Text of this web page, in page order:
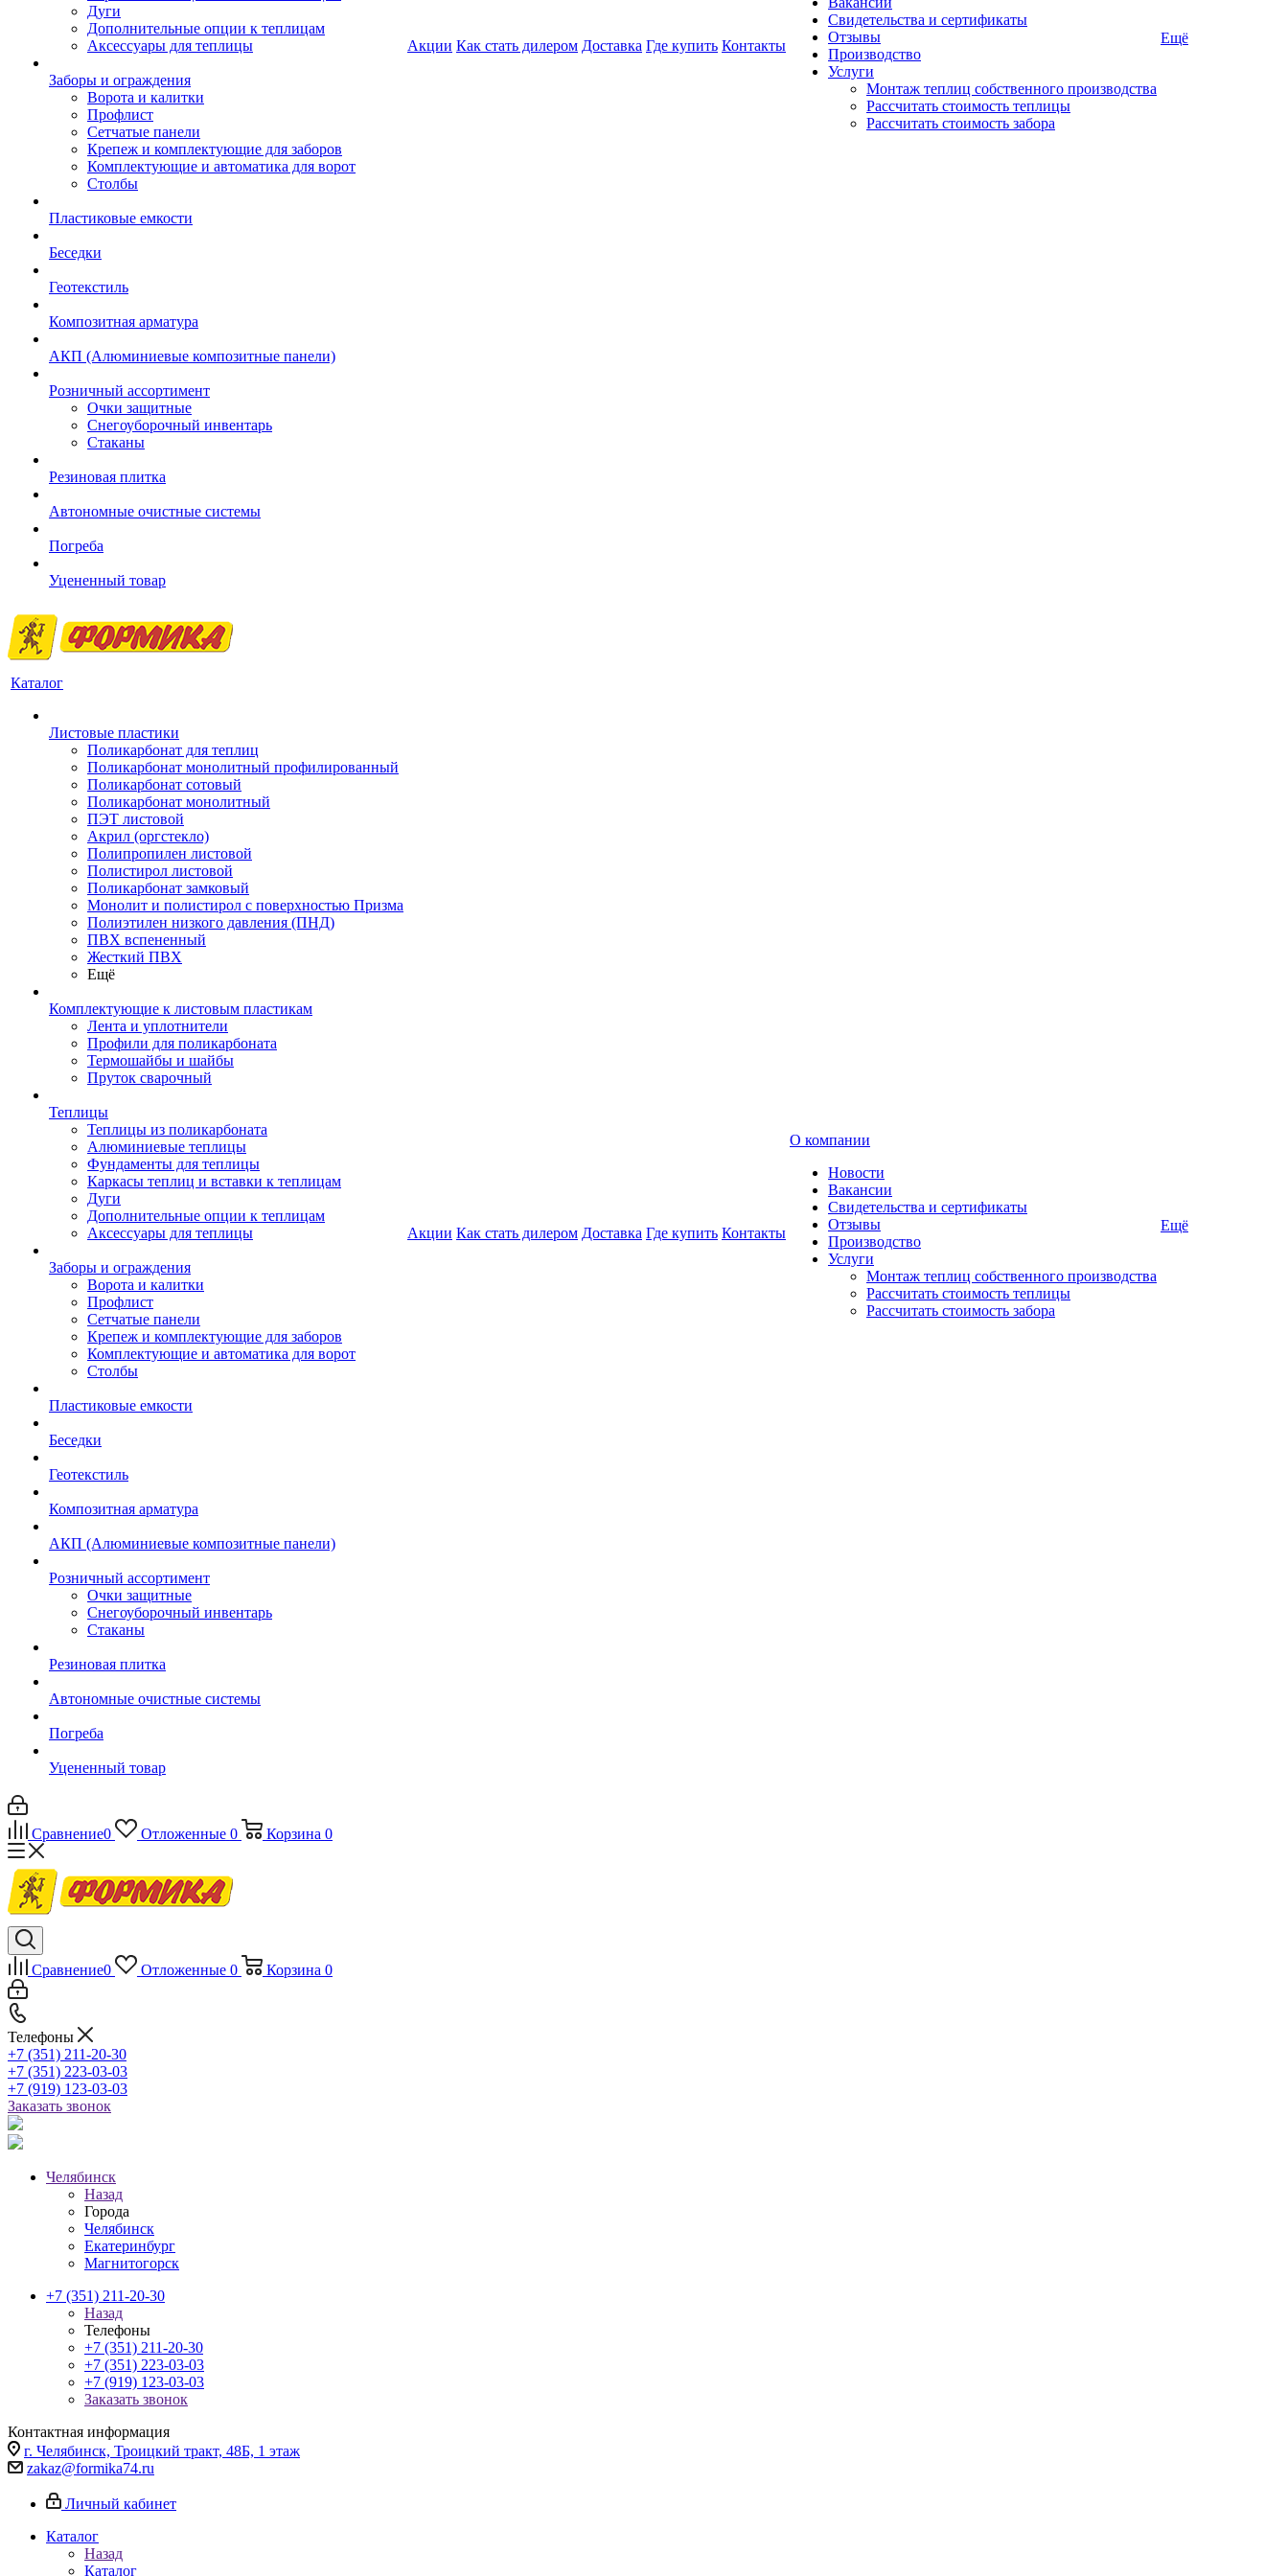
Дуги
Дополнительные опции к теплицам
Аксессуары для теплицы
Заборы и ограждения
Ворота и калитки
Профлист
Сетчатые панели
Крепеж и комплектующие для заборов
Комплектующие и автоматика для ворот
Столбы
Пластиковые емкости
Беседки
Геотекстиль
Композитная арматура
АКП (Алюминиевые композитные панели)
Розничный ассортимент
Очки защитные
Снегоуборочный инвентарь
Стаканы
Резиновая плитка
Автономные очистные системы
Погреба
Уцененный товар
Акции Как стать дилером Доставка Где купить Контакты
Свидетельства и сертификаты
Отзывы
Производство
Услуги
Монтаж теплиц собственного производства
Рассчитать стоимость теплицы
Рассчитать стоимость забора
Ещё
Каталог
Листовые пластики
Поликарбонат для теплиц
Поликарбонат монолитный профилированный
Поликарбонат сотовый
Поликарбонат монолитный
ПЭТ листовой
Акрил (оргстекло)
Полипропилен листовой
Полистирол листовой
Поликарбонат замковый
Монолит и полистирол с поверхностью Призма
Полиэтилен низкого давления (ПНД)
ПВХ вспененный
Жесткий ПВХ
Ещё
Комплектующие к листовым пластикам
Лента и уплотнители
Профили для поликарбоната
Термошайбы и шайбы
Пруток сварочный
Теплицы
Теплицы из поликарбоната
Алюминиевые теплицы
Фундаменты для теплицы
Каркасы теплиц и вставки к теплицам
Дуги
Дополнительные опции к теплицам
Аксессуары для теплицы
Заборы и ограждения
Ворота и калитки
Профлист
Сетчатые панели
Крепеж и комплектующие для заборов
Комплектующие и автоматика для ворот
Столбы
Пластиковые емкости
Беседки
Геотекстиль
Композитная арматура
АКП (Алюминиевые композитные панели)
Розничный ассортимент
Очки защитные
Снегоуборочный инвентарь
Стаканы
Резиновая плитка
Автономные очистные системы
Погреба
Уцененный товар
Акции Как стать дилером Доставка Где купить Контакты
О компании
Новости
Вакансии
Свидетельства и сертификаты
Отзывы
Производство
Услуги
Монтаж теплиц собственного производства
Рассчитать стоимость теплицы
Рассчитать стоимость забора
Ещё
Сравнение0 Отложенные 0 Корзина 0
Сравнение0 Отложенные 0 Корзина 0
Телефоны
+7 (351) 211-20-30
+7 (351) 223-03-03
+7 (919) 123-03-03
Заказать звонок
Челябинск
Назад
Города
Челябинск
Екатеринбург
Магнитогорск
+7 (351) 211-20-30
Назад
Телефоны
+7 (351) 211-20-30
+7 (351) 223-03-03
+7 (919) 123-03-03
Заказать звонок
Контактная информация
г. Челябинск, Троицкий тракт, 48Б, 1 этаж
zakaz@formika74.ru
Личный кабинет
Каталог
Назад
Каталог